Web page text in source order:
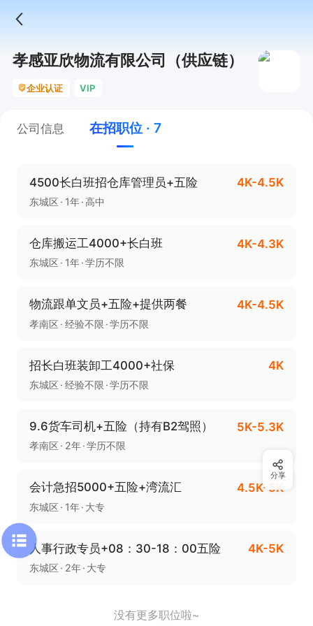
孝感亚欣物流有限公司（供应链）
企业认证 VIP
公司信息 在招职位 · 7
4500长白班招仓库管理员+五险 4K-4.5K
东城区 1年 高中
仓库搬运工4000+长白班 4K-4.3K
东城区 1年 学历不限
物流跟单文员+五险+提供两餐 4K-4.5K
孝南区 经验不限 学历不限
招长白班装卸工4000+社保 4K
东城区 经验不限 学历不限
9.6货车司机+五险（持有B2驾照） 5K-5.3K
孝南区 2年 学历不限
会计急招5000+五险+湾流汇 4.5K-5K
东城区 1年 大专
人事行政专员+08：30-18：00五险 4K-5K
东城区 2年 大专
没有更多职位啦~
分享